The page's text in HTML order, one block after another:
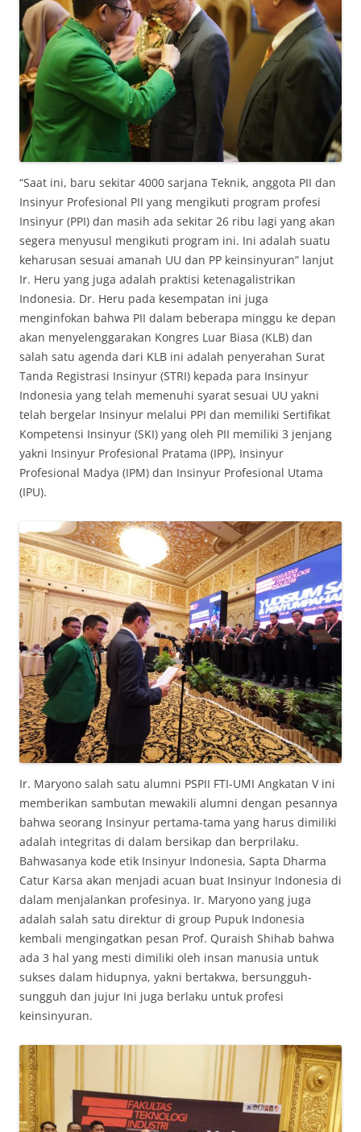
“Saat ini, baru sekitar 4000 sarjana Teknik, anggota PII dan
Insinyur Profesional PII yang mengikuti program profesi
Insinyur (PPI) dan masih ada sekitar 26 ribu lagi yang akan
segera menyusul mengikuti program ini. Ini adalah suatu
keharusan sesuai amanah UU dan PP keinsinyuran” lanjut
Ir. Heru yang juga adalah praktisi ketenagalistrikan
Indonesia. Dr. Heru pada kesempatan ini juga
menginfokan bahwa PII dalam beberapa minggu ke depan
akan menyelenggarakan Kongres Luar Biasa (KLB) dan
salah satu agenda dari KLB ini adalah penyerahan Surat
Tanda Registrasi Insinyur (STRI) kepada para Insinyur
Indonesia yang telah memenuhi syarat sesuai UU yakni
telah bergelar Insinyur melalui PPI dan memiliki Sertifikat
Kompetensi Insinyur (SKI) yang oleh PII memiliki 3 jenjang
yakni Insinyur Profesional Pratama (IPP), Insinyur
Profesional Madya (IPM) dan Insinyur Profesional Utama
(IPU).
Ir. Maryono salah satu alumni PSPII FTI-UMI Angkatan V ini
memberikan sambutan mewakili alumni dengan pesannya
bahwa seorang Insinyur pertama-tama yang harus dimiliki
adalah integritas di dalam bersikap dan berprilaku.
Bahwasanya kode etik Insinyur Indonesia, Sapta Dharma
Catur Karsa akan menjadi acuan buat Insinyur Indonesia di
dalam menjalankan profesinya. Ir. Maryono yang juga
adalah salah satu direktur di group Pupuk Indonesia
kembali mengingatkan pesan Prof. Quraish Shihab bahwa
ada 3 hal yang mesti dimiliki oleh insan manusia untuk
sukses dalam hidupnya, yakni bertakwa, bersungguh-
sungguh dan jujur Ini juga berlaku untuk profesi
keinsinyuran.